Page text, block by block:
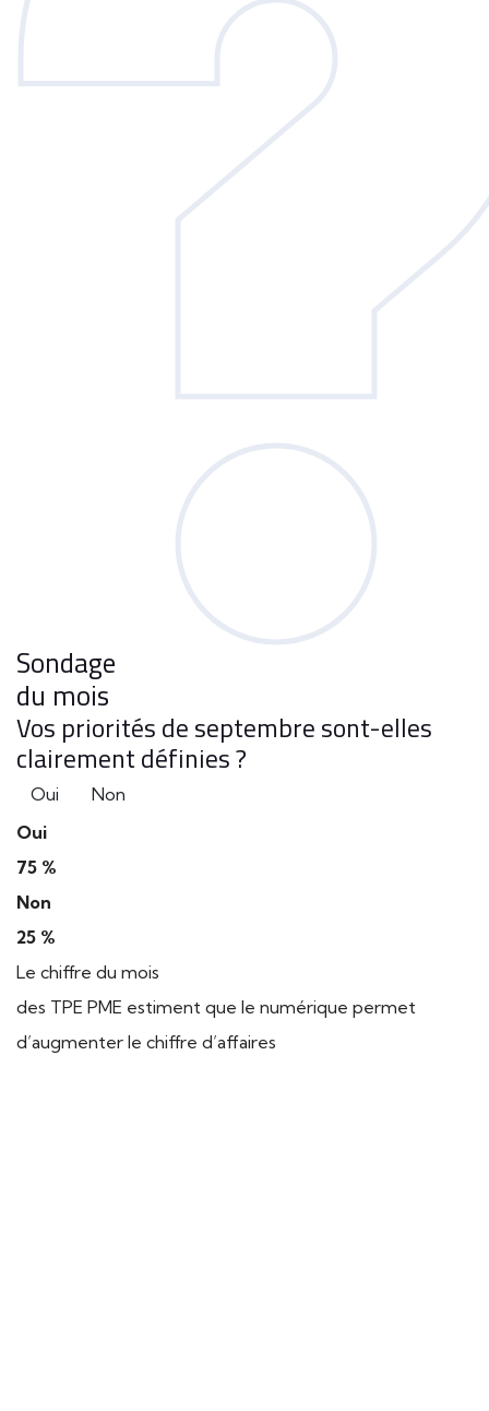
Sondage
du mois
Vos priorités de septembre sont-elles
clairement définies ?
Oui
Non
Oui
75 %
Non
25 %
Le chiffre du mois
des TPE PME estiment que le numérique permet
d’augmenter le chiffre d’affaires